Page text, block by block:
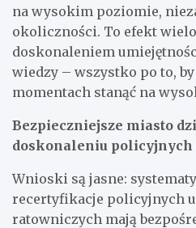
na wysokim poziomie,
okoliczności. To efekt
doskonaleniem
wiedzy – wszystko po to,
momentach stanąć na
Bezpieczniejsze miasto
doskonaleniu policyjnych
Wnioski są jasne:
recertyfikacje policyjnych
ratowniczych mają